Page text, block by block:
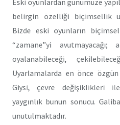
Eski oyunlardan günümüze
belirgin özelliği biçimsellik
Bizde eski oyunların
“zamane”yi avutmayacağı;
oyalanabileceği,
Uyarlamalarda en önce
Giysi, çevre değişiklikleri
yaygınlık bunun sonucu.
unutulmaktadır.